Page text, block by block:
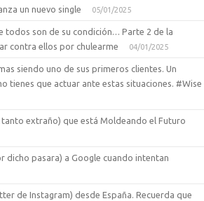
un nuevo single 05/01/2025
todos son de su condición… Parte 2 de la
contra ellos por chulearme
04/01/2025
siendo uno de sus primeros clientes. Un
tienes que actuar ante estas situaciones. #Wise
tanto extraño) que está Moldeando el Futuro
dicho pasara) a Google cuando intentan
de Instagram) desde España. Recuerda que